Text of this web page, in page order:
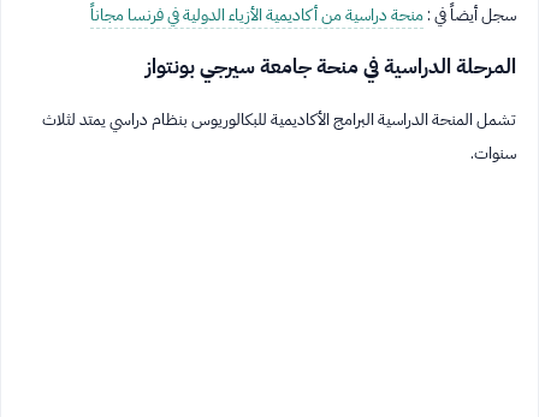
سجل أيضاً في :منحة دراسية من أكاديمية الأزياء الدولية في فرنسا مجاناً
المرحلة الدراسية في منحة جامعة سيرجي بونتواز
تشمل المنحة الدراسية البرامج الأكاديمية للبكالوريوس بنظام دراسي يمتد لثلاث
سنوات.